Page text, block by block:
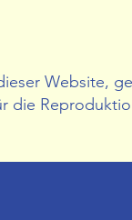
Website,
die